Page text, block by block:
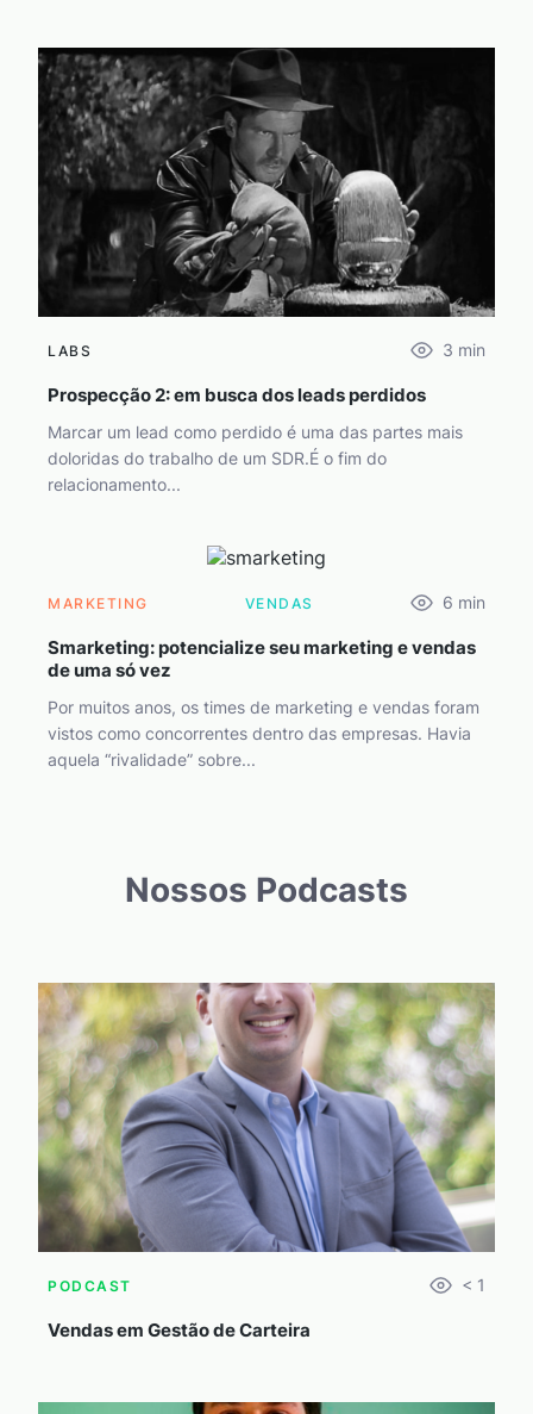
LABS 3 min
Prospecção 2: em busca dos leads perdidos
Marcar um lead como perdido é uma das partes mais
doloridas do trabalho de um SDR.É o fim do
relacionamento...
MARKETING VENDAS 6 min
Smarketing: potencialize seu marketing e vendas
de uma só vez
Por muitos anos, os times de marketing e vendas foram
vistos como concorrentes dentro das empresas. Havia
aquela “rivalidade” sobre...
Nossos Podcasts
PODCAST < 1
Vendas em Gestão de Carteira